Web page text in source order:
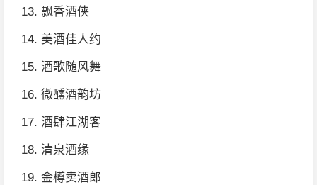
13. 飘香酒侠
14. 美酒佳人约
15. 酒歌随风舞
16. 微醺酒韵坊
17. 酒肆江湖客
18. 清泉酒缘
19. 金樽卖酒郎